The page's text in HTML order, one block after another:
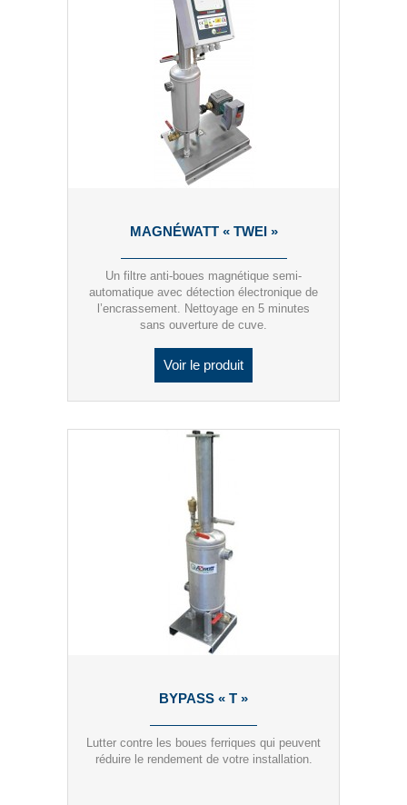
MAGNÉWATT « TWEI »
Un filtre anti-boues magnétique semi-
automatique avec détection électronique de
l’encrassement. Nettoyage en 5 minutes
sans ouverture de cuve.
Voir le produit
BYPASS « T »
Lutter contre les boues ferriques qui peuvent
réduire le rendement de votre installation.